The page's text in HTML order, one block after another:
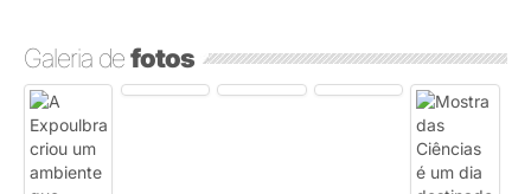
Galeria defotos